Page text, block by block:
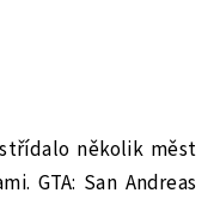
několik měst
GTA: San Andreas